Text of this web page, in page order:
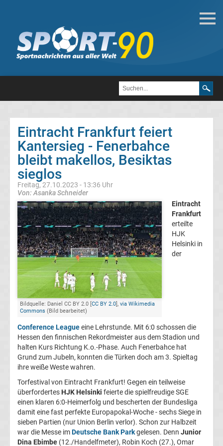
Fußball
Bundesliga
3.
Liga
DFB-
Pokal
Champions
League
Europa
League
Europa
Conference
League
Premier
League
Eintracht Frankfurt feiert
Kantersieg - Fenerbahce
bleibt makellos, Besiktas
sieglos
Freitag, 27.10.2023 - 13:36 Uhr
Von: Asanka Schneider
Bildquelle: Daniel CC BY 2.0 [CC BY 2.0], via Wikimedia
Commons (Bild bearbeitet)
Eintracht
Frankfurt
erteilte
HJK
Helsinki in
der
Conference Leagueeine Lehrstunde. Mit 6:0 schossen die
Hessen den finnischen Rekordmeister aus dem Stadion und
halten Kurs Richtung K.o.-Phase. Auch Fenerbahce hat
Grund zum Jubeln, konnten die Türken doch am 3. Spieltag
ihre weiße Weste wahren.
Torfestival von Eintracht Frankfurt! Gegen ein teilweise
überfordertes HJK Helsinki feierte die spielfreudige SGE
einen klaren 6:0-Heimerfolg und bescherten der Bundesliga
damit eine fast perfekte Europapokal-Woche - sechs Siege in
sieben Partien (nur Union Berlin verlor). Schon zur Halbzeit
war die Messe imDeutsche Bank Parkgelesen. Denn Junior
Dina Ebimbe (12./Handelfmeter), Robin Koch (27.), Omar